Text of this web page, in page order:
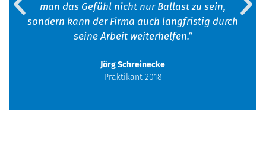
man das Gefühl nicht nur Ballast zu sein,
sondern kann der Firma auch langfristig durch
seine Arbeit weiterhelfen.“
Jörg Schreinecke
Praktikant 2018